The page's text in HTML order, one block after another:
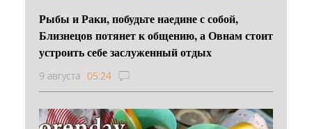
Рыбы и Раки, побудьте наедине с собой,
Близнецов потянет к общению, а Овнам стоит
устроить себе заслуженный отдых
9 августа 05:24